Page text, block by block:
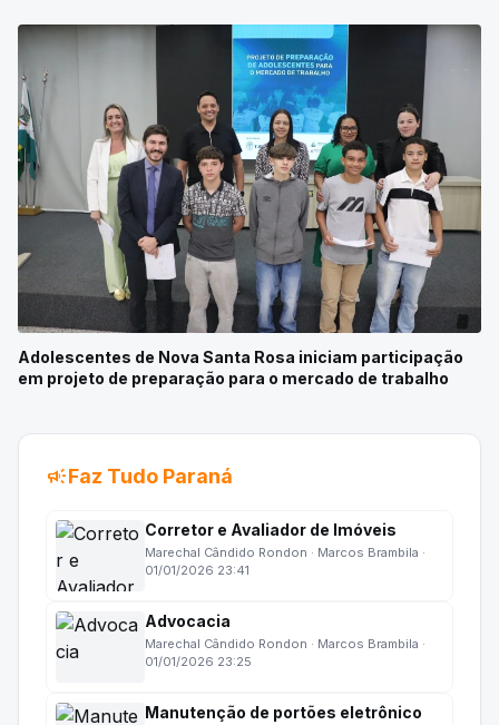
Adolescentes de Nova Santa Rosa iniciam participação
em projeto de preparação para o mercado de trabalho
campaignFaz Tudo Paraná
Corretor e Avaliador de Imóveis
Marechal Cândido Rondon · Marcos Brambila ·
01/01/2026 23:41
Advocacia
Marechal Cândido Rondon · Marcos Brambila ·
01/01/2026 23:25
Manutenção de portões eletrônico